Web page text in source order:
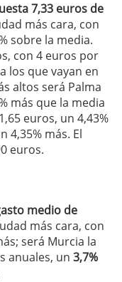
7,33 euros de
más cara, con
sobre la media.
con 4 euros por
los que vayan en
altos será Palma
más que la media
euros, un 4,43%
4,35% más. El
euros.
medio de
más cara, con
será Murcia la
anuales, un 3,7%